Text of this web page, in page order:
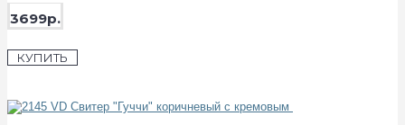
3699р.
КУПИТЬ